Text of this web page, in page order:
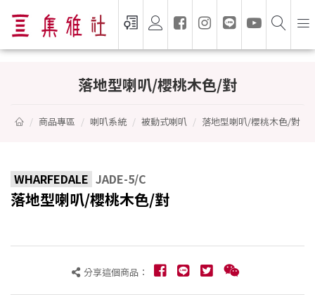
落地型喇叭/櫻桃木色/對 - WHARFEDALE
落地型喇叭/櫻桃木色/對
商品專區 喇叭系統 被動式喇叭 落地型喇叭/櫻桃木色/對
WHARFEDALE JADE-5/C
落地型喇叭/櫻桃木色/對
分享這個商品：